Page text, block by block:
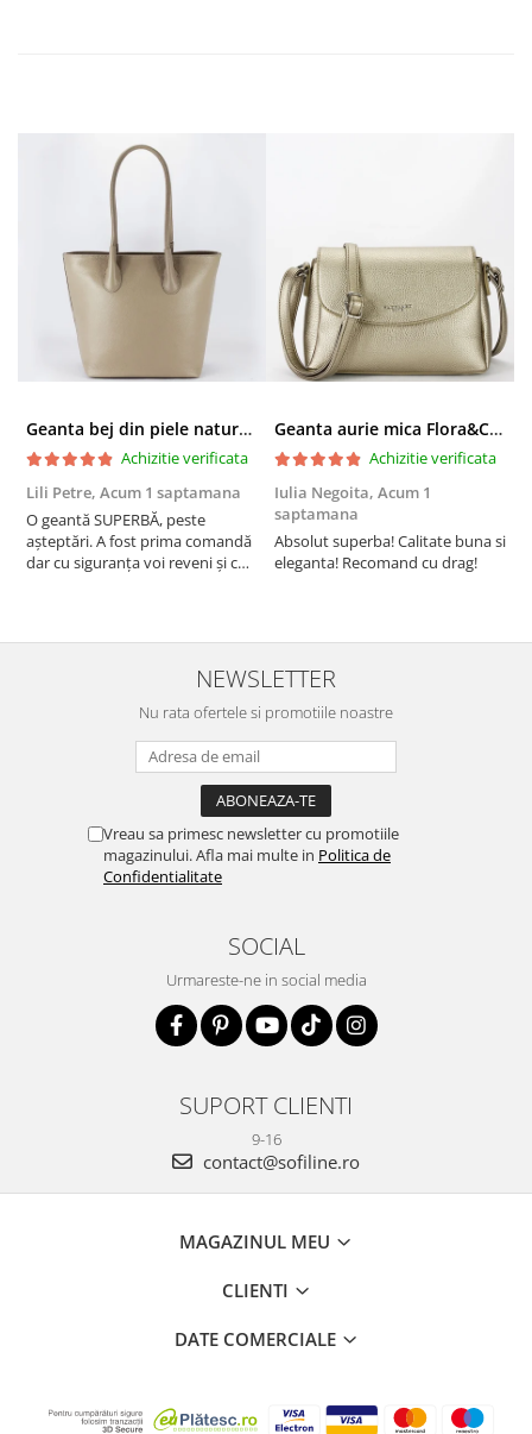
Geanta bej din piele naturala 8966 123
Achizitie verificata
Lili Petre, Acum 1 saptamana
O geantă SUPERBĂ, peste
așteptări. A fost prima comandă
dar cu siguranța voi reveni și cu
doua zi). RECOMAND SOFILINE!!!
Geanta aurie mica Flora&CO Paris H6930 16
Achizitie verificata
Iulia Negoita, Acum 1
saptamana
Absolut superba! Calitate buna si
eleganta! Recomand cu drag!
NEWSLETTER
Nu rata ofertele si promotiile noastre
Vreau sa primesc newsletter cu promotiile
magazinului. Afla mai multe in Politica de
Confidentialitate
SOCIAL
Urmareste-ne in social media
SUPORT CLIENTI
9-16
contact@sofiline.ro
MAGAZINUL MEU
CLIENTI
DATE COMERCIALE